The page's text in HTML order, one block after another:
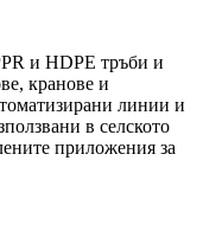
и HDPE тръби и
кранове и
линии и
в селското
приложения за